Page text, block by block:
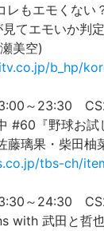
レもエモくない
てエモいか判
美空)
b_hp/
～23:30
#60『野球お
藤璃果・柴田柚
tbs-ch/
～24:30
with 武田と哲